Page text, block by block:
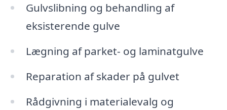
Gulvslibning og behandling af
eksisterende gulve
Lægning af parket- og laminatgulve
Reparation af skader på gulvet
Rådgivning i materialevalg og